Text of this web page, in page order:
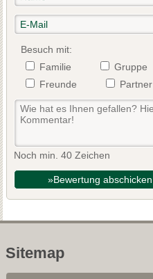
Besuch mit:
Familie
Gruppe
Freunde
Partner
Noch min. 40 Zeichen
»Bewertung abschicken
Sitemap